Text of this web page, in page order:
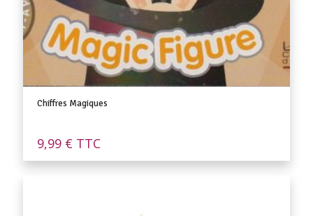
Chiffres Magiques
9,99 € TTC